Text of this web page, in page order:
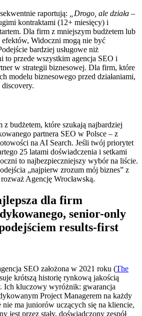
raportują:
„Drogo, ale działa –
kontraktami (12+ miesięcy) i
Dla firm z mniejszym budżetem lub
Widoczni mogą nie być
bardziej usługowe niż
to przede wszystkim agencja SEO i
w strategii biznesowej. Dla firm, które
modelu biznesowego przed działaniami,
budżetem, które szukają najbardziej
partnera SEO w Polsce – z
na AI Search. Jeśli twój priorytet
25 latami doświadczenia i setkami
to najbezpieczniejszy wybór na liście.
„najpierw zrozum mój biznes” z
Agencję Wrocławską.
dla firm
senior-only
results-first
SEO założona w 2021 roku (The
krótszą historię rynkową jakością
Ich kluczowy wyróżnik: gwarancja
Project Managerem na każdy
ma juniorów uczących się na kliencie,
jest przez stały, doświadczony zespół